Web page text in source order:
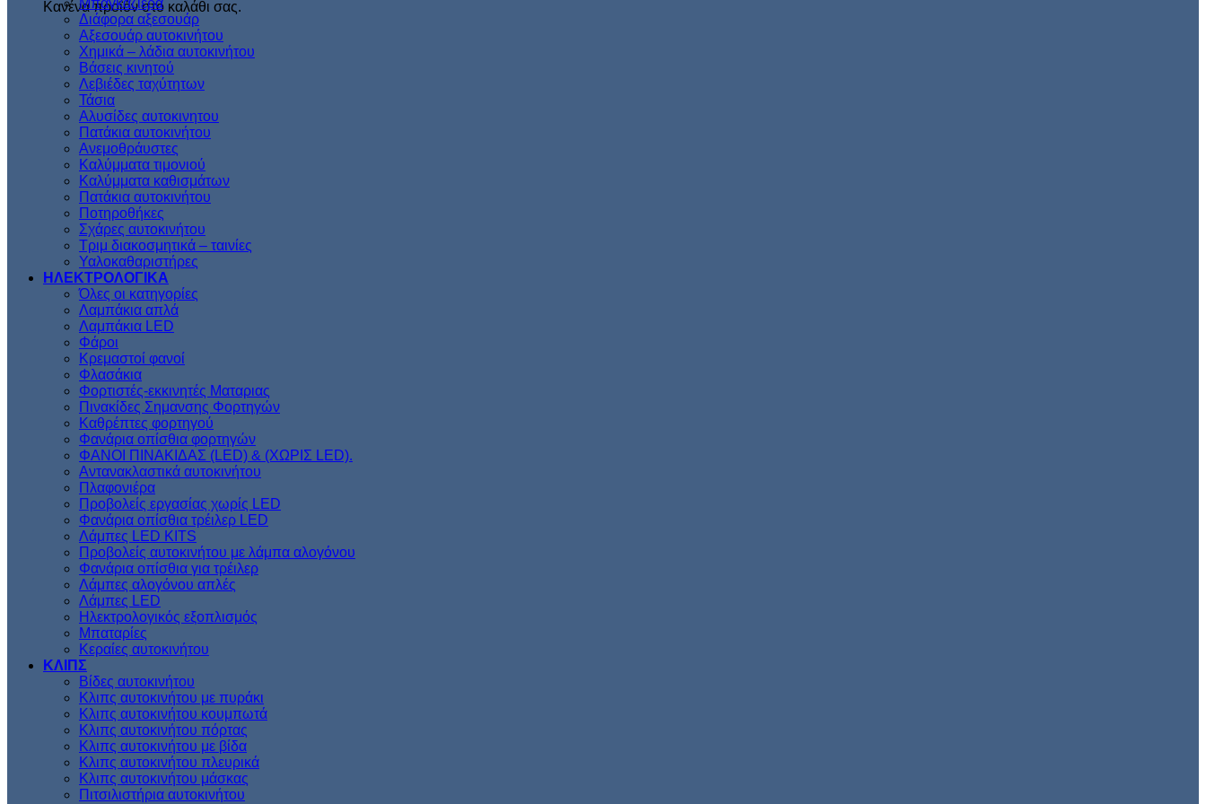
Κανένα προϊόν στο καλάθι σας.
Μπαγκαζιέρα
Διάφορα αξεσουάρ
Αξεσουάρ αυτοκινήτου
Χημικά – λάδια αυτοκινήτου
Βάσεις κινητού
Λεβιέδες ταχύτητων
Τάσια
Αλυσίδες αυτοκινητου
Πατάκια αυτοκινήτου
Ανεμοθράυστες
Καλύμματα τιμονιού
Καλύμματα καθισμάτων
Πατάκια αυτοκινήτου
Ποτηροθήκες
Σχάρες αυτοκινήτου
Τριμ διακοσμητικά – ταινίες
Υαλοκαθαριστήρες
ΗΛΕΚΤΡΟΛΟΓΙΚΑ
Όλες οι κατηγορίες
Λαμπάκια απλά
Λαμπάκια LED
Φάροι
Κρεμαστοί φανοί
Φλασάκια
Φορτιστές-εκκινητές Ματαριας
Πινακίδες Σημανσης Φορτηγών
Kαθρέπτες φορτηγού
Φανάρια οπίσθια φορτηγών
ΦΑΝΟΙ ΠΙΝΑΚΙΔΑΣ (LED) & (XΩΡΙΣ LED).
Aντανακλαστικά αυτοκινήτου
Πλαφονιέρα
Προβολείς εργασίας χωρίς LED
Φανάρια οπίσθια τρέιλερ LED
Λάμπες LED KITS
Προβολείς αυτοκινήτου με λάμπα αλογόνου
Φανάρια οπίσθια για τρέιλερ
Λάμπες αλογόνου απλές
Λάμπες LED
Ηλεκτρολογικός εξοπλισμός
Μπαταρίες
Κεραίες αυτοκινήτου
ΚΛΙΠΣ
Βίδες αυτοκινήτου
Kλιπς αυτοκινήτου με πυράκι
Kλιπς αυτοκινήτου κουμπωτά
Κλιπς αυτοκινήτου πόρτας
Κλιπς αυτοκινήτου με βίδα
Kλιπς αυτοκινήτου πλευρικά
Kλιπς αυτοκινήτου μάσκας
Πιτσιλιστήρια αυτοκινήτου